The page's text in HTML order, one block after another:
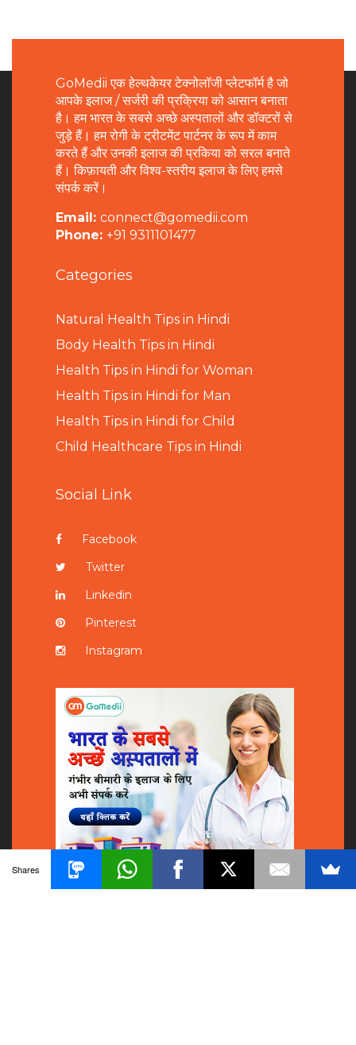
GoMedii एक हेल्थकेयर टेक्नोलॉजी प्लेटफॉर्म है जो
आपके इलाज / सर्जरी की प्रक्रिया को आसान बनाता
है। हम भारत के सबसे अच्छे अस्पतालों और डॉक्टरों से
जुड़े हैं। हम रोगी के ट्रीटमेंट पार्टनर के रूप में काम
करते हैं और उनकी इलाज की प्रकिया को सरल बनाते
हैं। किफ़ायती और विश्व-स्तरीय इलाज के लिए हमसे
संपर्क करें।
Email: connect@gomedii.com
Phone: +91 9311101477
Categories
Natural Health Tips in Hindi
Body Health Tips in Hindi
Health Tips in Hindi for Woman
Health Tips in Hindi for Man
Health Tips in Hindi for Child
Child Healthcare Tips in Hindi
Social Link
Facebook
Twitter
Linkedin
Pinterest
Instagram
Shares